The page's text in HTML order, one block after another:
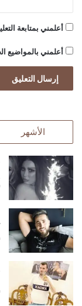
أعلمني بمتابعة
أعلمني بالمواضيع
الأشهر